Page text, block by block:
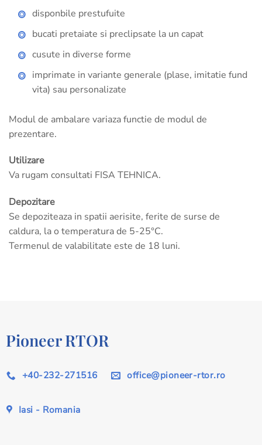
disponbile prestufuite
bucati pretaiate si preclipsate la un capat
cusute in diverse forme
imprimate in variante generale (plase, imitatie fund
vita) sau personalizate
Modul de ambalare variaza functie de modul de
prezentare.
Utilizare
Va rugam consultati FISA TEHNICA.
Depozitare
Se depoziteaza in spatii aerisite, ferite de surse de
caldura, la o temperatura de 5-25°C.
Termenul de valabilitate este de 18 luni.
Pioneer RTOR
+40-232-271516 office@pioneer-rtor.ro
Iasi - Romania